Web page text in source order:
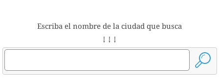
Escriba el nombre de la ciudad que busca
↓ ↓ ↓